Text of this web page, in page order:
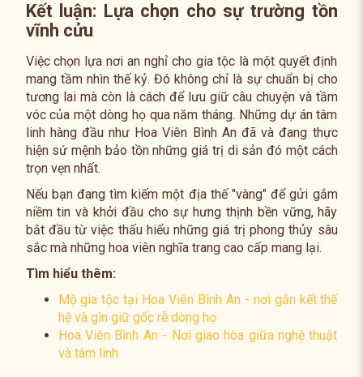
Kết luận: Lựa chọn cho sự trường tồn
vĩnh cửu
Việc chọn lựa nơi an nghỉ cho gia tộc là một quyết định
mang tầm nhìn thế kỷ. Đó không chỉ là sự chuẩn bị cho
tương lai mà còn là cách để lưu giữ câu chuyện và tầm
vóc của một dòng họ qua năm tháng. Những dự án tâm
linh hàng đầu như Hoa Viên Bình An đã và đang thực
hiện sứ mệnh bảo tồn những giá trị di sản đó một cách
trọn vẹn nhất.
Nếu bạn đang tìm kiếm một địa thế "vàng" để gửi gắm
niềm tin và khởi đầu cho sự hưng thịnh bền vững, hãy
bắt đầu từ việc thấu hiểu những giá trị phong thủy sâu
sắc mà những hoa viên nghĩa trang cao cấp mang lại.
Tìm hiểu thêm:
Mộ gia tộc tại Hoa Viên Bình An - nơi gắn kết thế
hệ và gìn giữ gốc rễ dòng họ
Hoa Viên Bình An - Nơi giao hòa giữa nghệ thuật
và tâm linh